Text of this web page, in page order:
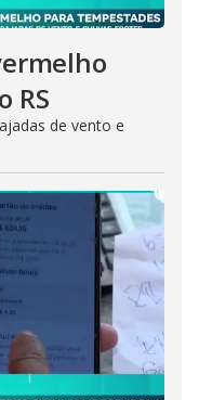
RS
de vento e